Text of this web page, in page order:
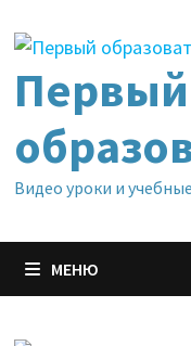
содержимому
Первый
Видео уроки и
МЕНЮ